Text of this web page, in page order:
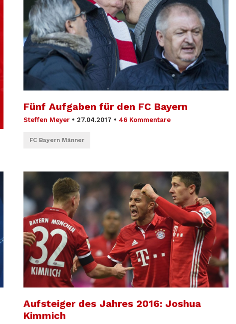
Fünf Aufgaben für den FC Bayern
Steffen Meyer • 27.04.2017 • 46 Kommentare
FC Bayern Männer
Aufsteiger des Jahres 2016: Joshua
Kimmich